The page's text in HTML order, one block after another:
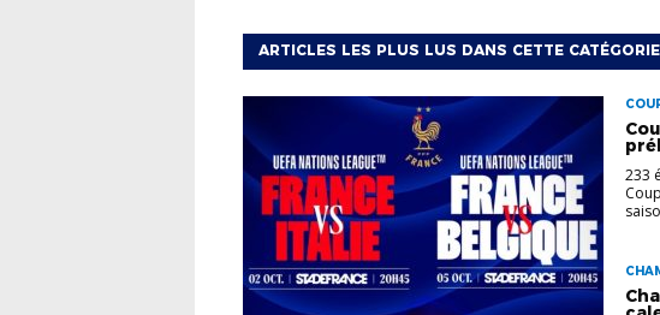
ARTICLES LES PLUS LUS DANS CETTE CATÉGORIE
233
AUX